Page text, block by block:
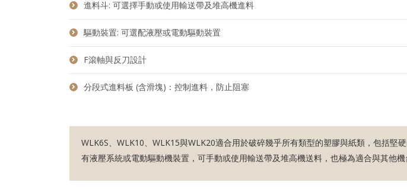
進料斗: 可選擇手動或使用輸送帶及堆高機進料
驅動裝置: 可選配液壓或電動驅動裝置
F滾軸與反刀設計
分段式進料板 (含滑塊)：控制進料，防止阻塞
WLK6S、WLK10、WLK15與WLK20適合用於破碎幾乎所有類型的塑膠與紙類，包括
有液壓系統或電動驅動機裝置，可手動或使用輸送帶及堆高機送料，也極為適合與其他機